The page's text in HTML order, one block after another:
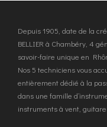
Depuis 1905, date de la
BELLIER à Chambéry, 4
savoir-faire unique en
Nos 5 techniciens vous
entièrement dédié à la
dans une famille
instruments à vent,